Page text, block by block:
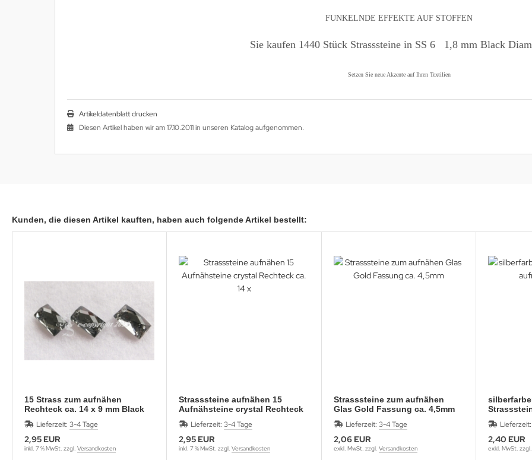
FUNKELNDE EFFEKTE AUF STOFFEN
Sie kaufen 1440 Stück Strasssteine in SS 6 1,8 mm Black
Setzen Sie neue Akzente auf Ihren Textilien
Artikeldatenblatt drucken
Diesen Artikel haben wir am 17.10.2011 in unseren Katalog aufgenommen.
Kunden, die diesen Artikel kauften, haben auch folgende Artikel bestellt:
15 Strass zum aufnähen
Rechteck ca. 14 x 9 mm Black
Diamond
Lieferzeit: 3-4 Tage
2,95 EUR
inkl. 7 % MwSt. zzgl. Versandkosten
Strasssteine aufnähen 15
Aufnähsteine crystal Rechteck
ca. 14 x
Lieferzeit:3-4 Tage
2,95 EUR
inkl. 7 % MwSt. zzgl.Versandkosten
Strasssteine zum aufnähen
Glas Gold Fassung ca. 4,5mm
Lieferzeit: 3-4 Tage
2,06 EUR
exkl. MwSt. zzgl. Versandkosten
2,40 EUR
exkl. MwSt.